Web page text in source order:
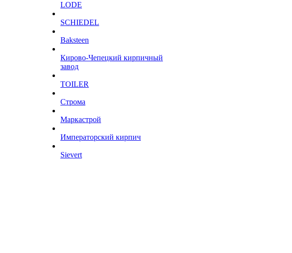
LODE
SCHIEDEL
Baksteen
Кирово-Чепецкий кирпичный
завод
TOILER
Строма
Маркастрой
Императорский кирпич
Sievert